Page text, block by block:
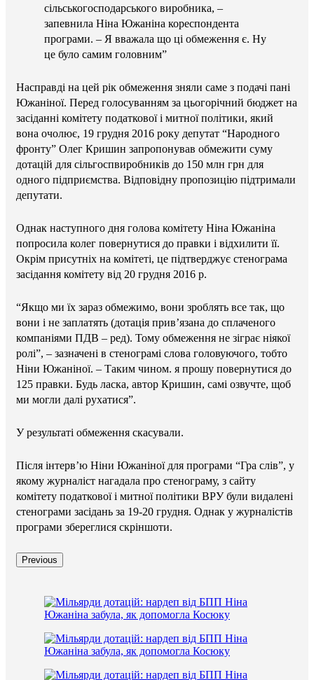
сільськогосподарського виробника, –
запевнила Ніна Южаніна кореспондента
програми. – Я вважала що ці обмеження є. Ну
це було самим головним”
Насправді на цей рік обмеження зняли саме з подачі пані
Южаніної. Перед голосуванням за цьогорічний бюджет на
засіданні комітету податкової і митної політики, який
вона очолює, 19 грудня 2016 року депутат “Народного
фронту” Олег Кришин запропонував обмежити суму
дотацій для сільгоспвиробників до 150 млн грн для
одного підприємства. Відповідну пропозицію підтримали
депутати.
Однак наступного дня голова комітету Ніна Южаніна
попросила колег повернутися до правки і відхилити її.
Окрім присутніх на комітеті, це підтверджує стенограма
засідання комітету від 20 грудня 2016 р.
“Якщо ми їх зараз обмежимо, вони зроблять все так, що
вони і не заплатять (дотація прив’язана до сплаченого
компаніями ПДВ – ред). Тому обмеження не зіграє ніякої
ролі”, – зазначені в стенограмі слова головуючого, тобто
Ніни Южаніної. – Таким чином. я прошу повернутися до
125 правки. Будь ласка, автор Кришин, самі озвучте, щоб
ми могли далі рухатися”.
У результаті обмеження скасували.
Після інтерв’ю Ніни Южаніної для програми “Гра слів”, у
якому журналіст нагадала про стенограму, з сайту
комітету податкової і митної політики ВРУ були видалені
стенограми засідань за 19-20 грудня. Однак у журналістів
програми збереглися скріншоти.
Previous